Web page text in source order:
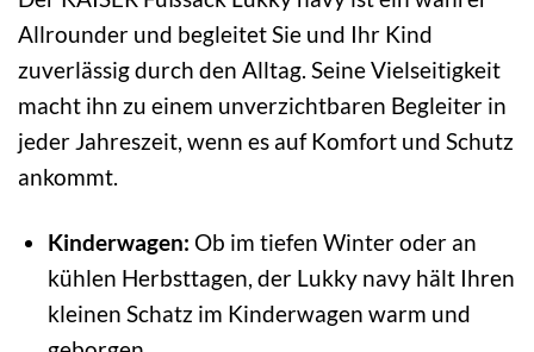
Allrounder und begleitet Sie und Ihr Kind
zuverlässig durch den Alltag. Seine Vielseitigkeit
macht ihn zu einem unverzichtbaren Begleiter in
jeder Jahreszeit, wenn es auf Komfort und Schutz
ankommt.
Kinderwagen: Ob im tiefen Winter oder an
kühlen Herbsttagen, der Lukky navy hält Ihren
kleinen Schatz im Kinderwagen warm und